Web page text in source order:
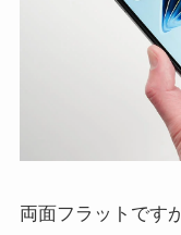
両面フラットです